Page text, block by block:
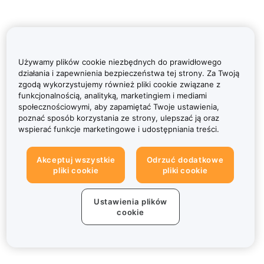
Używamy plików cookie niezbędnych do prawidłowego
działania i zapewnienia bezpieczeństwa tej strony. Za Twoją
zgodą wykorzystujemy również pliki cookie związane z
funkcjonalnością, analityką, marketingiem i mediami
społecznościowymi, aby zapamiętać Twoje ustawienia,
poznać sposób korzystania ze strony, ulepszać ją oraz
wspierać funkcje marketingowe i udostępniania treści.
Akceptuj wszystkie
pliki cookie
Odrzuć dodatkowe
pliki cookie
Ustawienia plików
cookie